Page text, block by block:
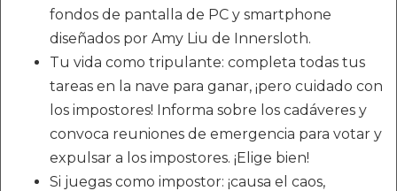
fondos de pantalla de PC y smartphone
diseñados por Amy Liu de Innersloth.
Tu vida como tripulante: completa todas tus
tareas en la nave para ganar, ¡pero cuidado con
los impostores! Informa sobre los cadáveres y
convoca reuniones de emergencia para votar y
expulsar a los impostores. ¡Elige bien!
Si juegas como impostor: ¡causa el caos,